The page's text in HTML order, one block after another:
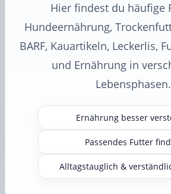
Hier findest du häufige
Hundeernährung,
BARF, Kauartikeln, Leckerlis,
und Ernährung in
Lebensphasen.
Ernährung besser
Passendes Futter
Alltagstauglich &